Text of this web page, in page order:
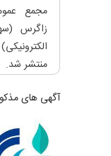
مجمع
زاگرس
منتشر شد.
آگهی های